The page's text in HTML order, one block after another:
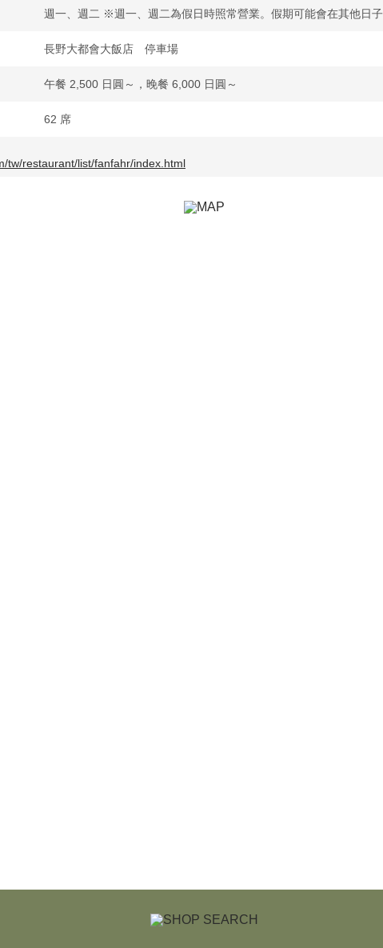
週一、週二 ※週一、週二為假日時照常營業。假期可能會在其他日
長野大都會大飯店 停車場
午餐 2,500 日圓～，晚餐 6,000 日圓～
62 席
tw/restaurant/list/fanfahr/index.html